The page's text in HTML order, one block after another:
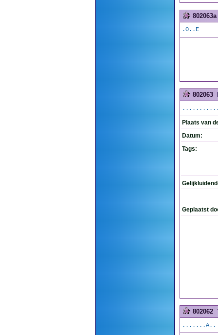
802063a
.O..E
802063
Plaats van
Datum:
Tags:
Geplaatst
802062
.......A..